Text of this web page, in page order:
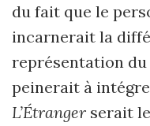
du fait que le
incarnerait la
représentation
peinerait à
L’Étranger serait